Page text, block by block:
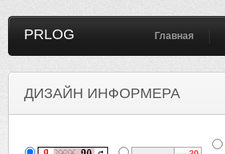
PRLOG Главная
ДИЗАЙН ИНФОРМЕРА